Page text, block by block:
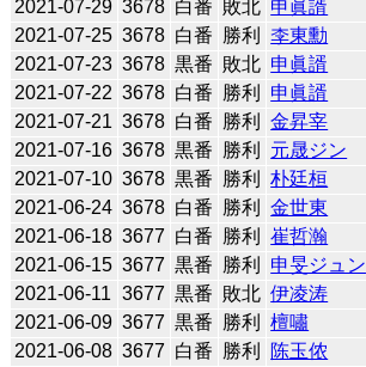
2021-07-29 3678 白番 敗北 申眞諝
2021-07-25 3678 白番 勝利 李東勳
2021-07-23 3678 黒番 敗北 申眞諝
2021-07-22 3678 白番 勝利 申眞諝
2021-07-21 3678 白番 勝利 金昇宰
2021-07-16 3678 黒番 勝利 元晟ジン
2021-07-10 3678 黒番 勝利 朴廷桓
2021-06-24 3678 白番 勝利 金世東
2021-06-18 3677 白番 勝利 崔哲瀚
2021-06-15 3677 黒番 勝利 申旻ジュン
2021-06-11 3677 黒番 敗北 伊凌涛
2021-06-09 3677 黒番 勝利 檀嘯
2021-06-08 3677 白番 勝利 陈玉侬